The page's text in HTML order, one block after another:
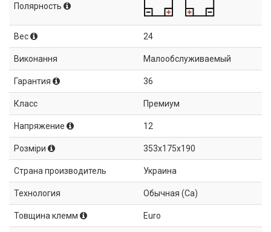
Полярность
Вес 24
Виконання Малообслуживаемый
Гарантия 36
Класс Премиум
Напряжение 12
Розміри 353x175x190
Страна производитель Украина
Технология Обычная (Ca)
Товщина клемм Euro